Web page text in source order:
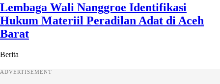
Lembaga Wali Nanggroe Identifikasi
Hukum Materiil Peradilan Adat di Aceh
Barat
Berita
ADVERTISEMENT